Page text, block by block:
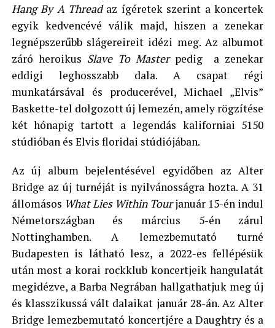
Hang By A Threadaz ígéretek szerint a koncertek
egyik kedvencévé válik majd, hiszen a zenekar
legnépszerűbb slágereireit idézi meg. Az albumot
záró heroikus Slave To Masterpedig a zenekar
eddigi leghosszabb dala. A csapat régi
munkatársával és producerével, Michael „Elvis”
Baskette-tel dolgozott új lemezén, amely rögzítése
két hónapig tartott a legendás kaliforniai 5150
stúdióban és Elvis floridai stúdiójában.
Az új album bejelentésével egyidőben az Alter
Bridge az új turnéját is nyilvánosságra hozta. A 31
állomásos What Lies Within Tourjanuár 15-én indul
Németországban és március 5-én zárul
Nottinghamben. A lemezbemutató turné
Budapesten is látható lesz, a 2022-es fellépésük
után most a korai rockklub koncertjeik hangulatát
megidézve, a Barba Negrában hallgathatjuk meg új
és klasszikussá vált dalaikat január 28-án. Az Alter
Bridge lemezbemutató koncertjére a Daughtry és a